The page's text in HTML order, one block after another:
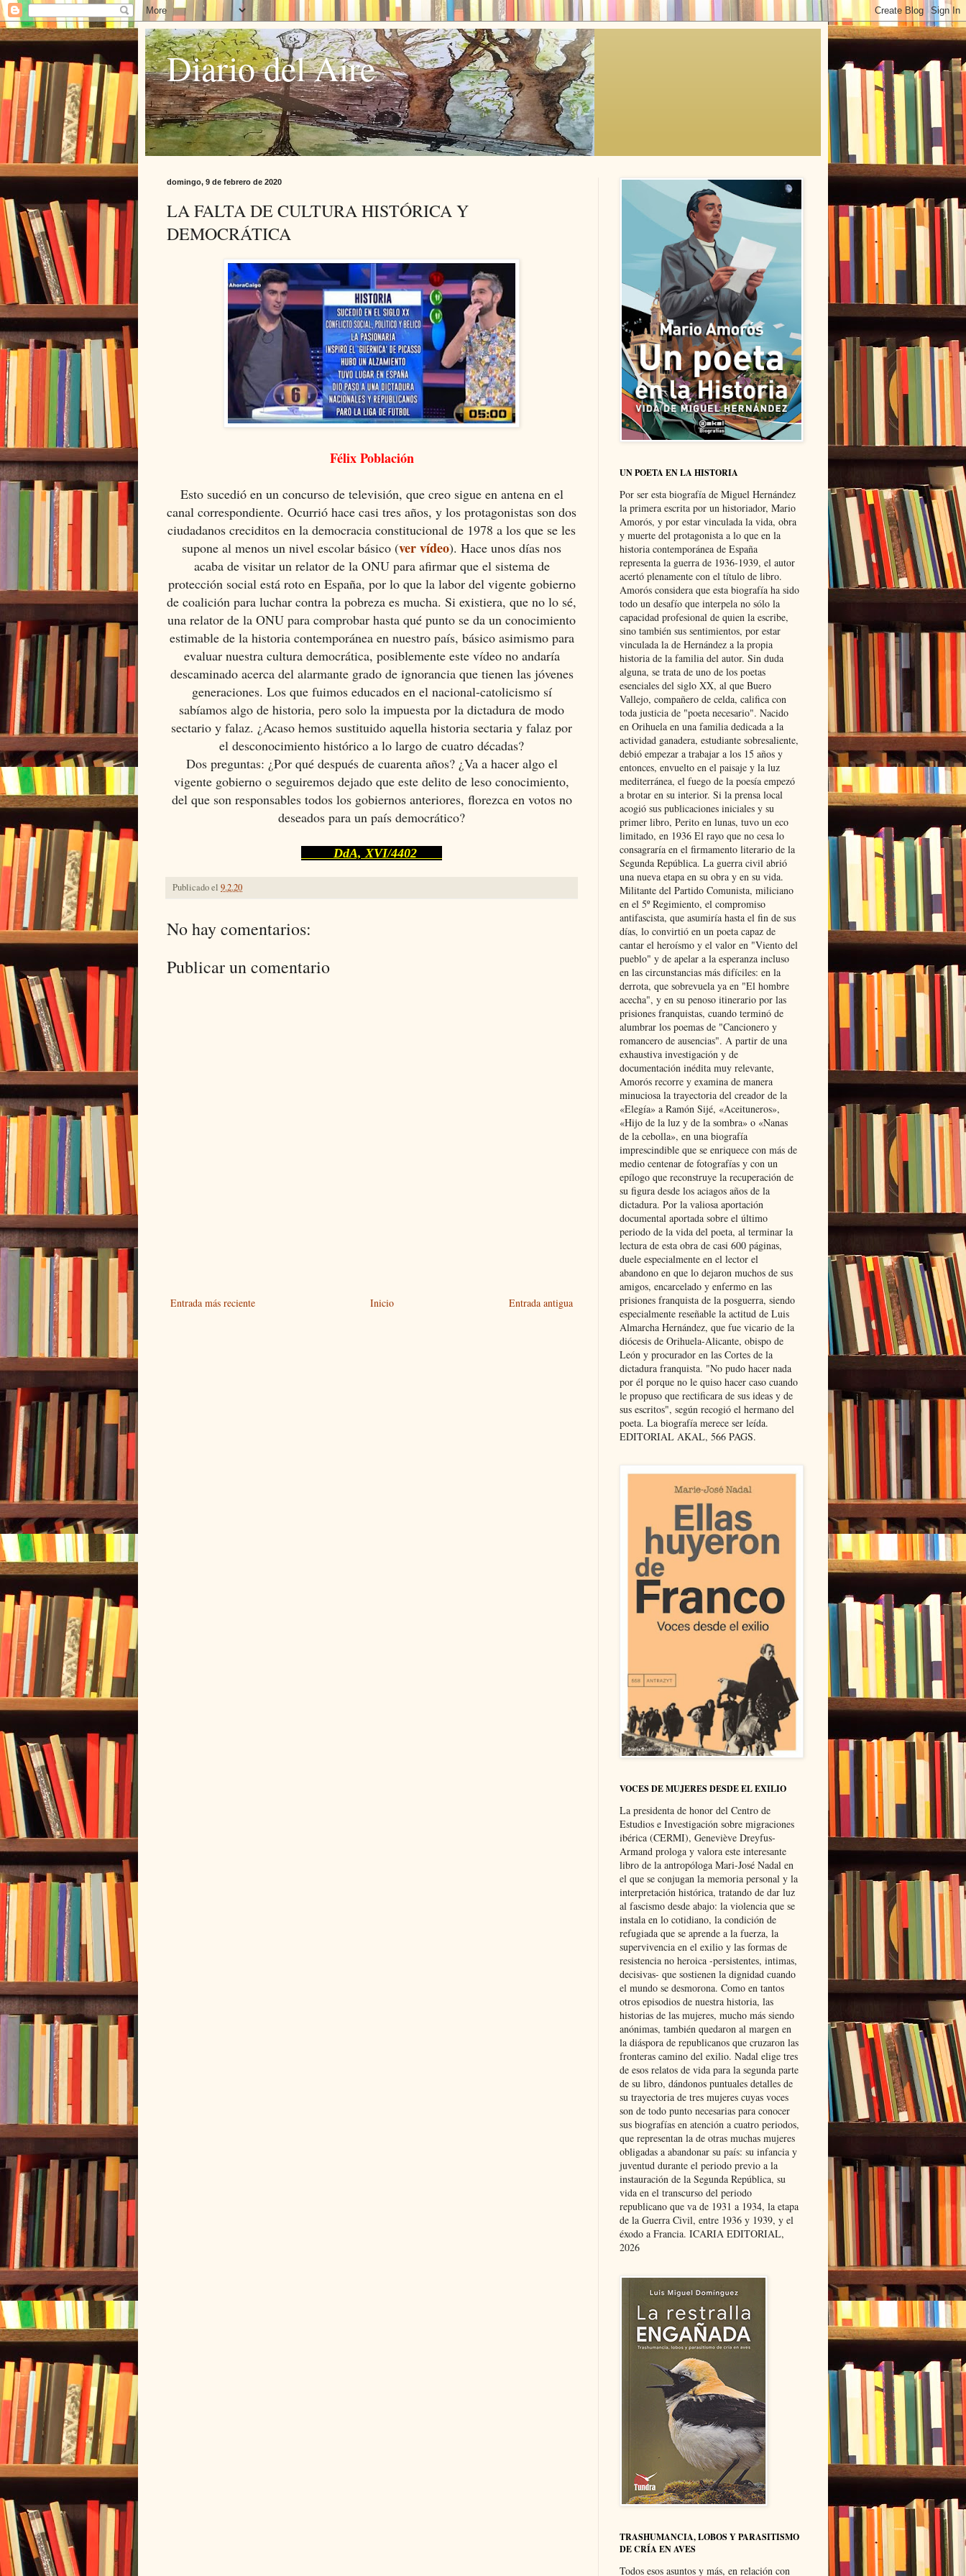
Diario del Aire
domingo, 9 de febrero de 2020
LA FALTA DE CULTURA HISTÓRICA Y
DEMOCRÁTICA
Félix Población
Esto sucedió en un concurso de televisión, que creo sigue en antena en el
canal correspondiente. Ocurrió hace casi tres años, y los protagonistas son dos
ciudadanos creciditos en la democracia constitucional de 1978 a los que se les
supone al menos un nivel escolar básico (ver vídeo). Hace unos días nos
acaba de visitar un relator de la ONU para afirmar que el sistema de
protección social está roto en España, por lo que la labor del vigente gobierno
de coalición para luchar contra la pobreza es mucha. Si existiera, que no lo sé,
una relator de la ONU para comprobar hasta qué punto se da un conocimiento
estimable de la historia contemporánea en nuestro país, básico asimismo para
evaluar nuestra cultura democrática, posiblemente este vídeo no andaría
descaminado acerca del alarmante grado de ignorancia que tienen las jóvenes
generaciones. Los que fuimos educados en el nacional-catolicismo sí
sabíamos algo de historia, pero solo la impuesta por la dictadura de modo
sectario y falaz. ¿Acaso hemos sustituido aquella historia sectaria y falaz por
el desconocimiento histórico a lo largo de cuatro décadas?
Dos preguntas: ¿Por qué después de cuarenta años? ¿Va a hacer algo el
vigente gobierno o seguiremos dejado que este delito de leso conocimiento,
del que son responsables todos los gobiernos anteriores, florezca en votos no
deseados para un país democrático?
DdA, XVI/4402
Publicado el 9.2.20
No hay comentarios:
Publicar un comentario
Entrada más reciente Entrada antigua
Inicio
UN POETA EN LA HISTORIA
Por ser esta biografía de Miguel Hernández
la primera escrita por un historiador, Mario
Amorós, y por estar vinculada la vida, obra
y muerte del protagonista a lo que en la
historia contemporánea de España
representa la guerra de 1936-1939, el autor
acertó plenamente con el título de libro.
Amorós considera que esta biografía ha sido
todo un desafío que interpela no sólo la
capacidad profesional de quien la escribe,
sino también sus sentimientos, por estar
vinculada la de Hernández a la propia
historia de la familia del autor. Sin duda
alguna, se trata de uno de los poetas
esenciales del siglo XX, al que Buero
Vallejo, compañero de celda, califica con
toda justicia de "poeta necesario". Nacido
en Orihuela en una familia dedicada a la
actividad ganadera, estudiante sobresaliente,
debió empezar a trabajar a los 15 años y
entonces, envuelto en el paisaje y la luz
mediterránea, el fuego de la poesía empezó
a brotar en su interior. Si la prensa local
acogió sus publicaciones iniciales y su
primer libro, Perito en lunas, tuvo un eco
limitado, en 1936 El rayo que no cesa lo
consagraría en el firmamento literario de la
Segunda República. La guerra civil abrió
una nueva etapa en su obra y en su vida.
Militante del Partido Comunista, miliciano
en el 5º Regimiento, el compromiso
antifascista, que asumiría hasta el fin de sus
días, lo convirtió en un poeta capaz de
cantar el heroísmo y el valor en "Viento del
pueblo" y de apelar a la esperanza incluso
en las circunstancias más difíciles: en la
derrota, que sobrevuela ya en "El hombre
acecha", y en su penoso itinerario por las
prisiones franquistas, cuando terminó de
alumbrar los poemas de "Cancionero y
romancero de ausencias". A partir de una
exhaustiva investigación y de
documentación inédita muy relevante,
Amorós recorre y examina de manera
minuciosa la trayectoria del creador de la
«Elegía» a Ramón Sijé, «Aceituneros»,
«Hijo de la luz y de la sombra» o «Nanas
de la cebolla», en una biografía
imprescindible que se enriquece con más de
medio centenar de fotografías y con un
epílogo que reconstruye la recuperación de
su figura desde los aciagos años de la
dictadura. Por la valiosa aportación
documental aportada sobre el último
periodo de la vida del poeta, al terminar la
lectura de esta obra de casi 600 páginas,
duele especialmente en el lector el
abandono en que lo dejaron muchos de sus
amigos, encarcelado y enfermo en las
prisiones franquista de la posguerra, siendo
especialmente reseñable la actitud de Luis
Almarcha Hernández, que fue vicario de la
diócesis de Orihuela-Alicante, obispo de
León y procurador en las Cortes de la
dictadura franquista. "No pudo hacer nada
por él porque no le quiso hacer caso cuando
le propuso que rectificara de sus ideas y de
sus escritos", según recogió el hermano del
poeta. La biografía merece ser leída.
EDITORIAL AKAL, 566 PAGS.
VOCES DE MUJERES DESDE EL EXILIO
La presidenta de honor del Centro de
Estudios e Investigación sobre migraciones
ibérica (CERMI), Geneviève Dreyfus-
Armand prologa y valora este interesante
libro de la antropóloga Mari-José Nadal en
el que se conjugan la memoria personal y la
interpretación histórica, tratando de dar luz
al fascismo desde abajo: la violencia que se
instala en lo cotidiano, la condición de
refugiada que se aprende a la fuerza, la
supervivencia en el exilio y las formas de
resistencia no heroica -persistentes, intimas,
decisivas- que sostienen la dignidad cuando
el mundo se desmorona. Como en tantos
otros episodios de nuestra historia, las
historias de las mujeres, mucho más siendo
anónimas, también quedaron al margen en
la diáspora de republicanos que cruzaron las
fronteras camino del exilio. Nadal elige tres
de esos relatos de vida para la segunda parte
de su libro, dándonos puntuales detalles de
su trayectoria de tres mujeres cuyas voces
son de todo punto necesarias para conocer
sus biografías en atención a cuatro periodos,
que representan la de otras muchas mujeres
obligadas a abandonar su país: su infancia y
juventud durante el periodo previo a la
instauración de la Segunda República, su
vida en el transcurso del periodo
republicano que va de 1931 a 1934, la etapa
de la Guerra Civil, entre 1936 y 1939, y el
éxodo a Francia. ICARIA EDITORIAL,
2026
TRASHUMANCIA, LOBOS Y PARASITISMO
DE CRÍA EN AVES
Todos esos asuntos y más, en relación con